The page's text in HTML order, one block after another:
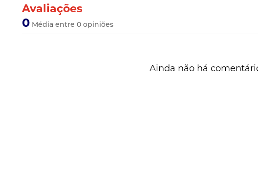
Avaliações
0 Média entre 0 opiniões
Ainda não há